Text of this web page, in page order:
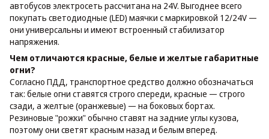
автобусов электросеть рассчитана на 24V. Выгоднее всего
покупать светодиодные (LED) маячки с маркировкой 12/24V —
они универсальны и имеют встроенный стабилизатор
напряжения.
Чем отличаются красные, белые и желтые габаритные
огни?
Согласно ПДД, транспортное средство должно обозначаться
так: белые огни ставятся строго спереди, красные — строго
сзади, а желтые (оранжевые) — на боковых бортах.
Резиновые "рожки" обычно ставят на задние углы кузова,
поэтому они светят красным назад и белым вперед.